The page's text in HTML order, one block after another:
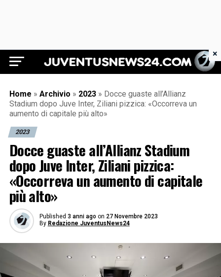
Juventus News 24
Home » Archivio » 2023 » Docce guaste all’Allianz
Stadium dopo Juve Inter, Ziliani pizzica: «Occorreva un
aumento di capitale più alto»
2023
Docce guaste all’Allianz Stadium
dopo Juve Inter, Ziliani pizzica:
«Occorreva un aumento di capitale
più alto»
Published 3 anni ago on 27 Novembre 2023
By Redazione JuventusNews24
×